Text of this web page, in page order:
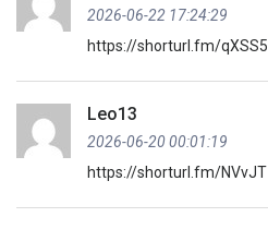
2026-06-22 17:24:29
https://shorturl.fm/qXSS5
Leo13
2026-06-20 00:01:19
https://shorturl.fm/NVvJT